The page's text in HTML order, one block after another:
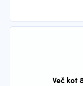
Več kot